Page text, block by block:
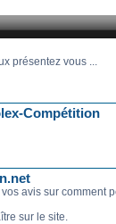
présentez vous ...
Compétition
avis sur comment
sur le site.